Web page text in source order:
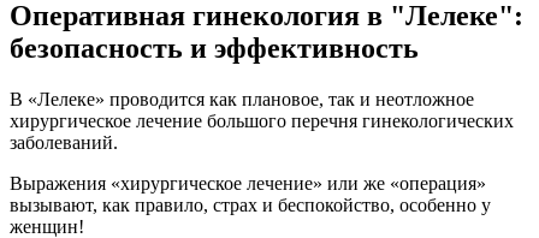
Оперативная гинекология в "Лелеке":
безопасность и эффективность
В «Лелеке» проводится как плановое, так и неотложное
хирургическое лечение большого перечня гинекологических
заболеваний.
Выражения «хирургическое лечение» или же «операция»
вызывают, как правило, страх и беспокойство, особенно у
женщин!